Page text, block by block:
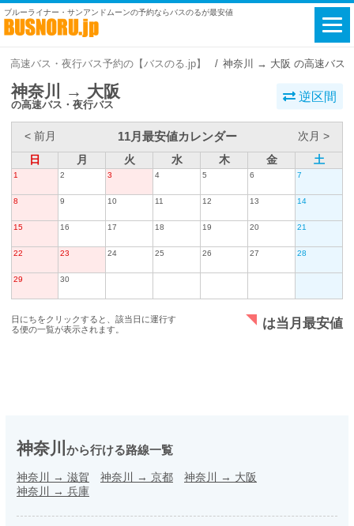
ブルーライナー・サンアンドムーンの予約ならバスのるが最安値
高速バス・夜行バス予約の【バスのる.jp】 神奈川 → 大阪 の高速バス
神奈川 → 大阪
の高速バス・夜行バス
逆区間
< 前月 11月最安値カレンダー
次月 >
日
月 火 水 木 金 土
1 2 3 4 5 6 7
8 9 10 11 12 13 14
15 16 17 18 19 20 21
22 23 24 25 26 27 28
29 30
日にちをクリックすると、該当日に運行す
る便の一覧が表示されます。
は当月最安値
神奈川 から行ける路線一覧
神奈川 → 滋賀 神奈川 → 京都 神奈川 → 大阪
神奈川 → 兵庫